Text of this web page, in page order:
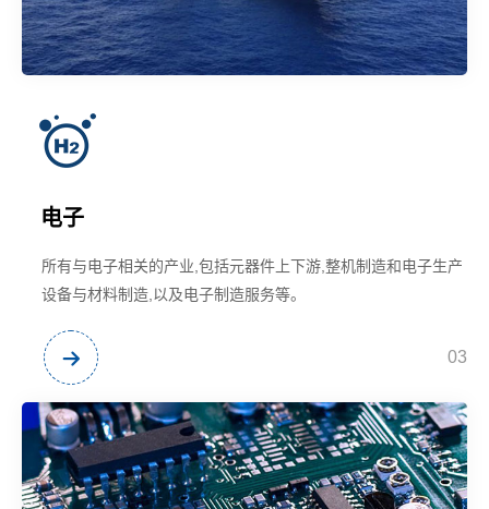
电子
所有与电子相关的产业,包括元器件上下游,整机制造和电子生产
设备与材料制造,以及电子制造服务等。
03